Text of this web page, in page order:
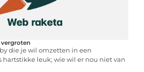
vergroten
die je wil omzetten in een
hartstikke leuk; wie wil er nou niet van